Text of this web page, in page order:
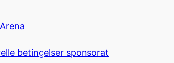
betingelser sponsorat